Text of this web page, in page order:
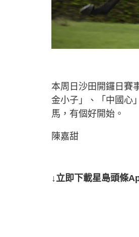
本周日沙田開鑼日賽
金小子」、「中國心
馬，有個好開始。
陳嘉甜
↓立即下載星島頭條